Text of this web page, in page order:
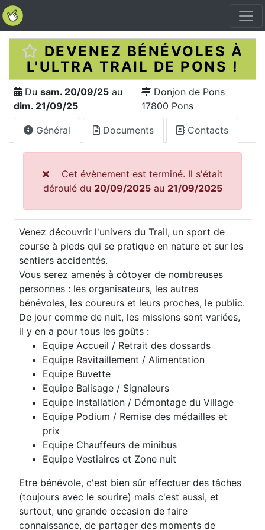
DEVENEZ BÉNÉVOLES À
L'ULTRA TRAIL DE PONS !
Du sam. 20/09/25 au
dim. 21/09/25
Donjon de Pons
17800 Pons
Général Documents Contacts
Cet évènement est terminé. Il s'était
déroulé du 20/09/2025au 21/09/2025
Venez découvrir l'univers du Trail, un sport de
course à pieds qui se pratique en nature et sur les
sentiers accidentés.
Vous serez amenés à côtoyer de nombreuses
personnes : les organisateurs, les autres
bénévoles, les coureurs et leurs proches, le public.
De jour comme de nuit, les missions sont variées,
il y en a pour tous les goûts :
Equipe Accueil / Retrait des dossards
Equipe Ravitaillement / Alimentation
Equipe Buvette
Equipe Balisage / Signaleurs
Equipe Installation / Démontage du Village
Equipe Podium / Remise des médailles et
prix
Equipe Chauffeurs de minibus
Equipe Vestiaires et Zone nuit
Etre bénévole, c'est bien sûr effectuer des tâches
(toujours avec le sourire) mais c'est aussi, et
surtout, une grande occasion de faire
connaissance, de partager des moments de